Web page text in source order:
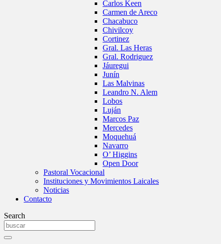
Carlos Keen
Carmen de Areco
Chacabuco
Chivilcoy
Cortinez
Gral. Las Heras
Gral. Rodriguez
Jáuregui
Junín
Las Malvinas
Leandro N. Alem
Lobos
Luján
Marcos Paz
Mercedes
Moquehuá
Navarro
O’ Higgins
Open Door
Pastoral Vocacional
Instituciones y Movimientos Laicales
Noticias
Contacto
Search